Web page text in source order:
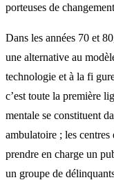
porteuses de
Dans les années 70 et
une alternative au
technologie et à la fi
c’est toute la première
mentale se constituent
ambulatoire ; les
prendre en charge un
un groupe de